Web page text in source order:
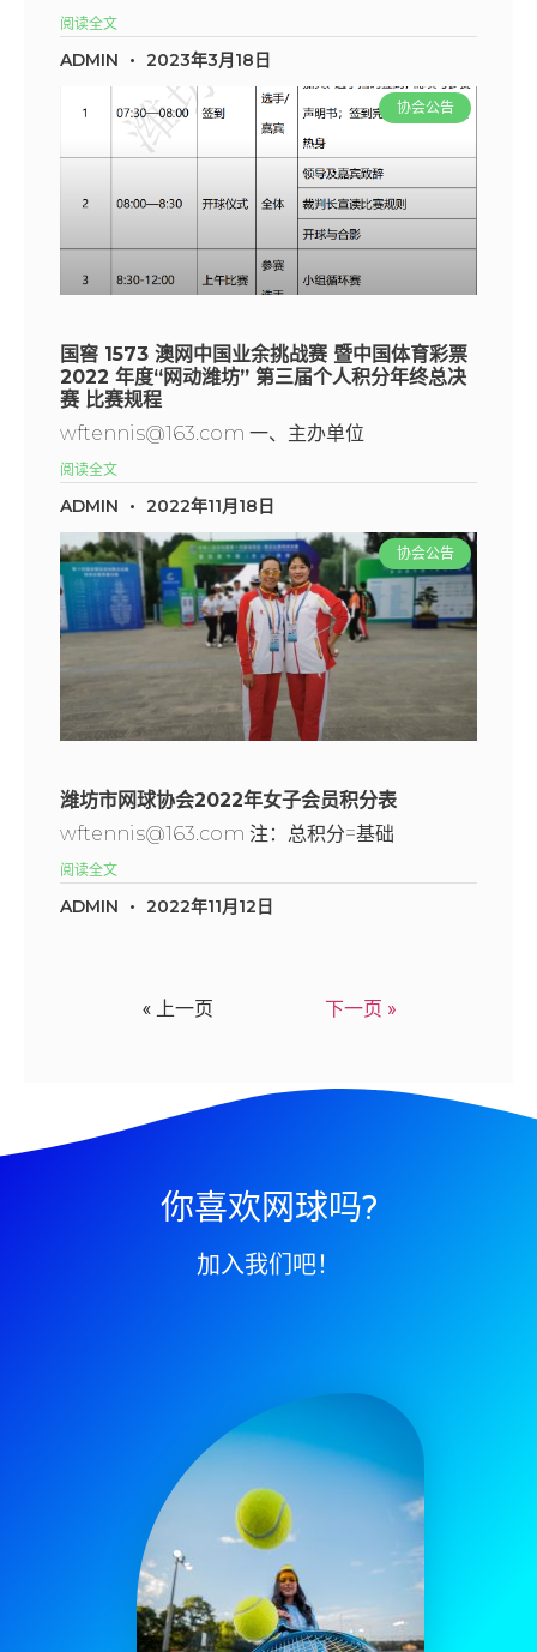
阅读全文
ADMIN 2023年3月18日
协会公告
国窖 1573 澳网中国业余挑战赛 暨中国体育彩票
2022 年度“网动潍坊” 第三届个人积分年终总决
赛 比赛规程
wftennis@163.com 一、主办单位
阅读全文
ADMIN 2022年11月18日
协会公告
潍坊市网球协会2022年女子会员积分表
wftennis@163.com 注：总积分=基础
阅读全文
ADMIN 2022年11月12日
« 上一页 下一页 »
你喜欢网球吗?
加入我们吧！